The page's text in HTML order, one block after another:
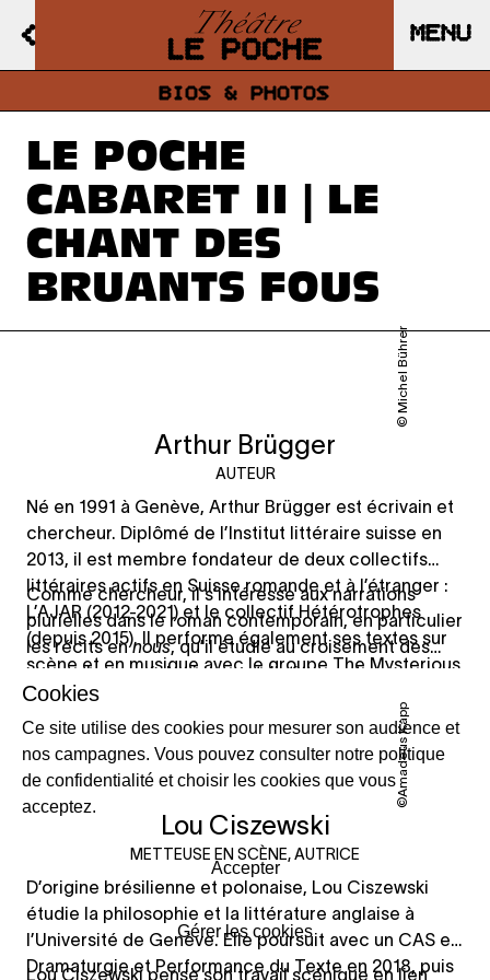
Cookies
Ce site utilise des cookies pour mesurer son audience et
nos campagnes. Vous pouvez consulter notre politique
de confidentialité et choisir les cookies que vous
acceptez.
Accepter
Gérer les cookies
MENU
BIOS & PHOTOS
LE POCHE
CABARET II | LE
CHANT DES
BRUANTS FOUS
© Michel Bührer
Arthur Brügger
AUTEUR
Né en 1991 à Genève, Arthur Brügger est écrivain et
chercheur. Diplômé de l’Institut littéraire suisse en
2013, il est membre fondateur de deux collectifs
littéraires actifs en Suisse romande et à l’étranger :
L’AJAR (2012-2021) et le collectif Hétérotrophes
(depuis 2015). Il performe également ses textes sur
scène et en musique avec le groupe The Mysterious
Traveller depuis 2016. Son premier récit,
Letizia
, paraît aux éditions Encre fraîche en 2012. Son
L’Œil de l’espadon, paru en septembre 2015
aux éditions Zoé, a reçu le Prix Bibliomedia 2016 et a
été traduit depuis en plusieurs langues, dont
l’allemand, l’italien et le russe. Au-delà de sa
production romanesque, il écrit depuis plusieurs
années pour le cinéma (Les papas
Maye, 2025), la radio (De l’autre côté de l’univers, RTS
– Le Labo, 2019) et le théâtre. Sa série théâtrale
Prévoir l’imprévisible, écrite pour les étudiant·es du
Comme chercheur, il s’intéresse aux narrations
plurielles dans le roman contemporain, en particulier
les récits ennous, qu’il étudie au croisement des
approches sociologiques, stylistiques et
narratologiques. Il anime régulièrement des ateliers
d’écriture dans diverses structures et a été mentor
au sein du programme de Mentorat littéraire en ligne
de l’Institut littéraire suisse de 2015 à 2020.
©Amadeus Kapp
Lou Ciszewski
METTEUSE EN SCÈNE, AUTRICE
D’origine brésilienne et polonaise, Lou Ciszewski
étudie la philosophie et la littérature anglaise à
l’Université de Genève. Elle poursuit avec un CAS en
Dramaturgie et Performance du Texte en 2018, puis
Lou Ciszewski pense son travail scénique en lien